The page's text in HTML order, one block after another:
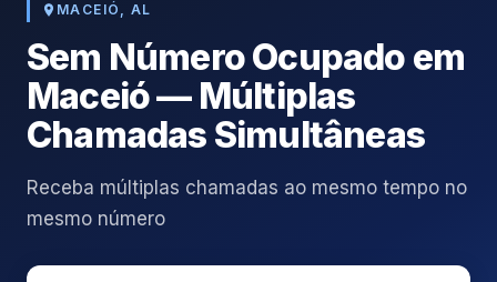
MACEIÓ, AL
Sem Número Ocupado em
Maceió — Múltiplas
Chamadas Simultâneas
Receba múltiplas chamadas ao mesmo tempo no
mesmo número